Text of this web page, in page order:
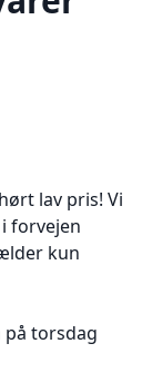
lav pris! Vi
forvejen
kun
torsdag